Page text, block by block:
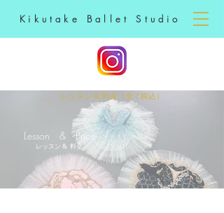
Kikutake Ballet Studio
レッスン & 料金
Lesson & Price
レッスン & 料金（全て税込）